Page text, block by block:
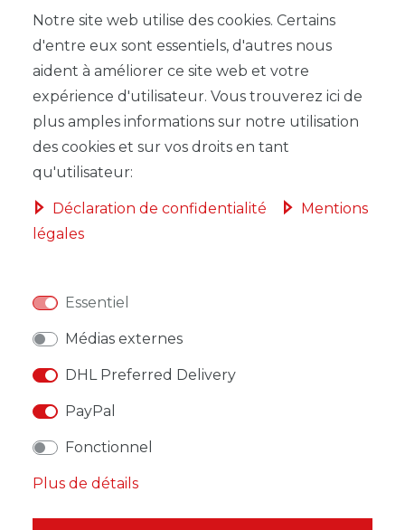
DANS LE PANIER
* avec TVA horsFrais de livraison
AUTRES DÉTAILS
RESPONSABLE DE L'UE
Notre site web utilise des cookies. Certains
d'entre eux sont essentiels, d'autres nous
aident à améliorer ce site web et votre
expérience d'utilisateur. Vous trouverez ici de
plus amples informations sur notre utilisation
des cookies et sur vos droits en tant
qu'utilisateur:
Déclaration de confidentialité
Mentions
légales
Essentiel
Médias externes
DHL Preferred Delivery
PayPal
Fonctionnel
Plus de détails